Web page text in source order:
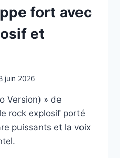
fort avec
et
juin 2026
Version) » de
rock explosif porté
puissants et la voix